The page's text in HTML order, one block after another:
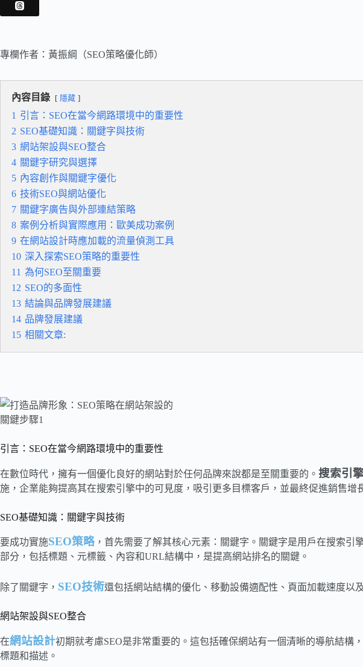
專欄作者：黃振綱（SEO策略優化師）
內容目錄 隱藏
1 引言：SEO在當今網路環境中的重要性
2 SEO基礎知識：關鍵字與技術
3 網站架設與SEO整合
4 關鍵字研究與選擇
5 內容創作與關鍵字優化
6 技術SEO與網站優化
7 關鍵字廣告與外部連結策略
8 案例分析與實際應用：歐美成功案例
9 在網站設計時應加載的流量偵測工具
10 深入探索SEO策略的重要性
11 為何SEO至關重要
12 SEO的多面性
13 結論與品牌發展建議
14 品牌發展建議
15 相關文章:
引言：SEO在當今網路環境中的重要性
在數位時代，擁有一個優化良好的網站對於任何品牌來說都是至關重要的。 搜索引
施，企業能夠提高其在搜索引擎中的可見度，吸引更多目標客戶，並最終促進銷售增
SEO基礎知識：關鍵字與技術
要成功實施SEO策略，首先需要了解其核心元素：關鍵字。關鍵字是用戶在搜索引
部分，包括標題、元標籤、內容和URL結構中，是提高網站排名的關鍵。
除了關鍵字， SEO技術還包括網站結構的優化、移動設備適配性、頁面加載速度以
網站架設與SEO整合
在網站設計初期就考慮SEO是非常重要的。這包括確保網站有一個清晰的導航結
標題和描述。